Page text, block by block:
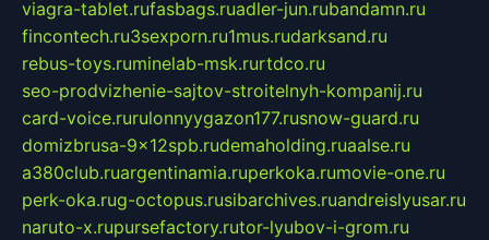
viagra-tablet.rufasbags.ruadler-jun.rubandamn.ru
fincontech.ru3sexporn.ru1mus.rudarksand.ru
rebus-toys.ruminelab-msk.rurtdco.ru
seo-prodvizhenie-sajtov-stroitelnyh-kompanij.ru
card-voice.rurulonnyygazon177.rusnow-guard.ru
domizbrusa-9x12spb.rudemaholding.ruaalse.ru
a380club.ruargentinamia.ruperkoka.rumovie-one.ru
perk-oka.rug-octopus.rusibarchives.ruandreislyusar.ru
naruto-x.rupursefactory.rutor-lyubov-i-grom.ru